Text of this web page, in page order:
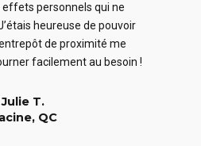
effets personnels qui ne
heureuse de pouvoir
de proximité me
facilement au besoin !
Julie T.
QC